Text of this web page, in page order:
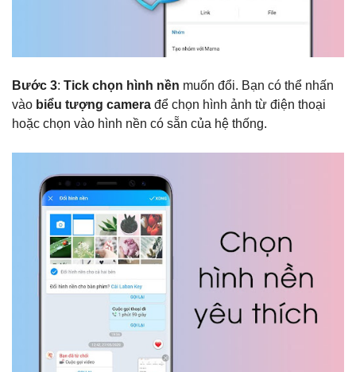
Bước 3: Tick chọn hình nền muốn đổi. Bạn có thể nhấn
vào biểu tượng camera để chọn hình ảnh từ điện thoại
hoặc chọn vào hình nền có sẵn của hệ thống.